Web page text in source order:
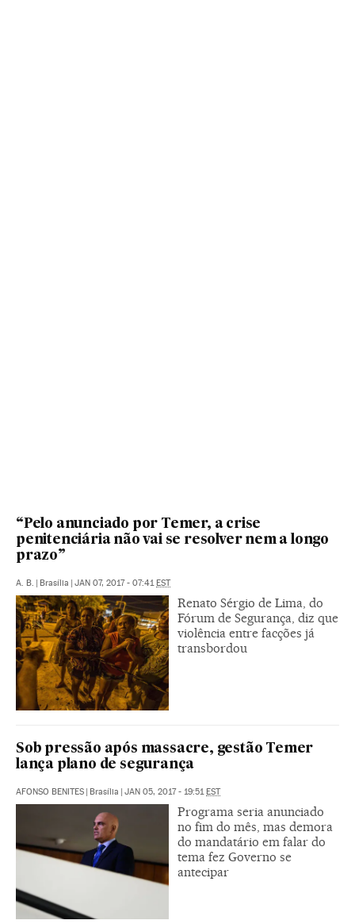
“Pelo anunciado por Temer, a crise
penitenciária não vai se resolver nem a longo
prazo”
A. B. | Brasília | JAN 07, 2017 - 07:41EST
Renato Sérgio de Lima, do
Fórum de Segurança, diz que
violência entre facções já
transbordou
Sob pressão após massacre, gestão Temer
lança plano de segurança
AFONSO BENITES | Brasília | JAN 05, 2017 - 19:51EST
Programa seria anunciado
no fim do mês, mas demora
do mandatário em falar do
tema fez Governo se
antecipar